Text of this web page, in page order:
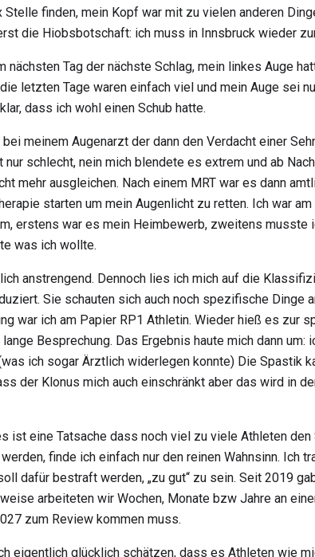
finden, mein Kopf war mit zu vielen anderen
die Hiobsbotschaft: ich muss in Innsbruck wieder
nächsten Tag der nächste Schlag, mein linkes Auge
letzten Tage waren einfach viel und mein Auge sei
dass ich wohl einen Schub hatte.
meinem Augenarzt der dann den Verdacht einer
schlecht, nein mich blendete es extrem und ab
mehr ausgleichen. Nach einem MRT war es dann
starten um mein Augenlicht zu retten. Ich war
erstens war es mein Heimbewerb, zweitens
was ich wollte.
anstrengend. Dennoch lies ich mich auf die
Sie schauten sich auch noch spezifische Dinge
war ich am Papier RP1 Athletin. Wieder hieß es zur
Besprechung. Das Ergebnis haute mich dann
ich sogar Ärztlich widerlegen konnte) Die Spastik
der Klonus mich auch einschränkt aber das wird in
eine Tatsache dass noch viel zu viele Athleten
finde ich einfach nur den reinen Wahnsinn. Ich
dafür bestraft werden, „zu gut“ zu sein. Seit 2019
arbeiteten wir Wochen, Monate bzw Jahre an
zum Review kommen muss.
eigentlich glücklich schätzen, dass es Athleten wie